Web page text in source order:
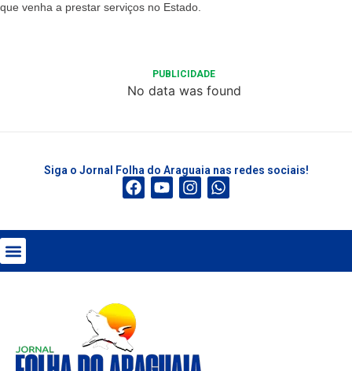
que venha a prestar serviços no Estado.
PUBLICIDADE
No data was found
Siga o Jornal Folha do Araguaia nas redes sociais!